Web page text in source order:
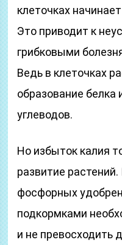
клеточках
Это приводит к
грибковыми
Ведь в клеточках
образование
углеводов.
Но избыток калия
развитие
фосфорных
подкормками
и не превосходить